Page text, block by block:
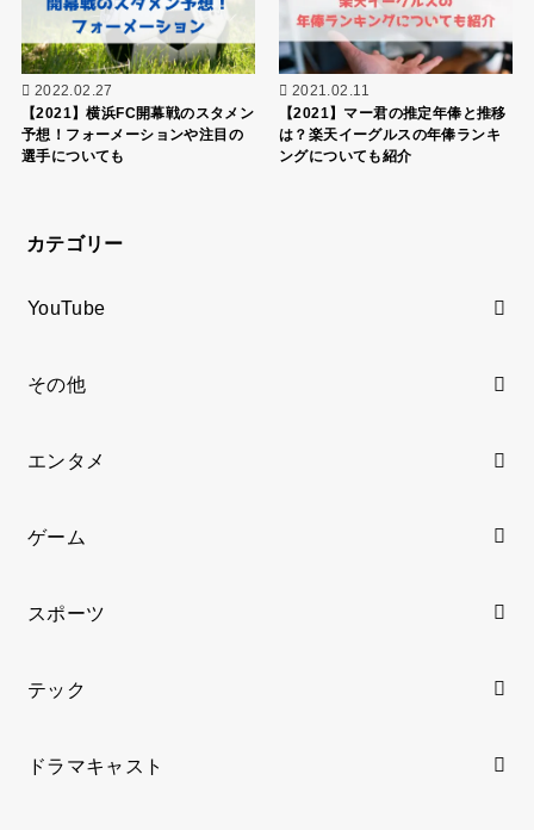
2022.02.27
【2021】横浜FC開幕戦のスタメン
予想！フォーメーションや注目の
選手についても
2021.02.11
【2021】マー君の推定年俸と推移
は？楽天イーグルスの年俸ランキ
ングについても紹介
カテゴリー
YouTube
その他
エンタメ
ゲーム
スポーツ
テック
ドラマキャスト